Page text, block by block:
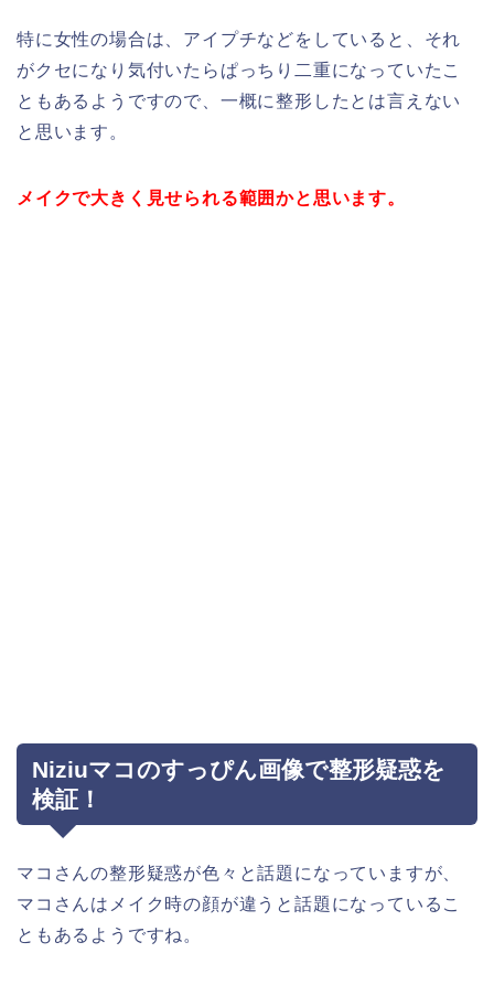
特に女性の場合は、アイプチなどをしていると、それ
がクセになり気付いたらぱっちり二重になっていたこ
ともあるようですので、一概に整形したとは言えない
と思います。
メイクで大きく見せられる範囲かと思います。
Niziuマコのすっぴん画像で整形疑惑を
検証！
マコさんの整形疑惑が色々と話題になっていますが、
マコさんはメイク時の顔が違うと話題になっているこ
ともあるようですね。